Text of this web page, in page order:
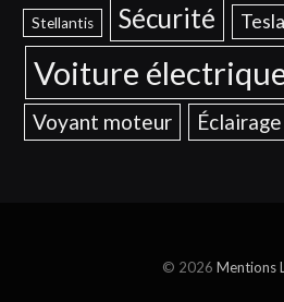
Stellantis Sécurité Tesla
Voiture
Voyant moteur Éclairage
© 2026 Mentions